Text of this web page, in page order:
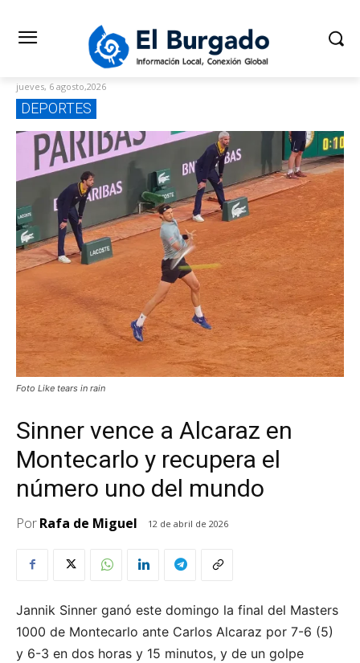
jueves, 6 agosto,2026
DEPORTES
Foto Like tears in rain
Sinner vence a Alcaraz en
Montecarlo y recupera el
número uno del mundo
PorRafa de Miguel 12 de abril de 2026
Jannik Sinner ganó este domingo la final del Masters
1000 de Montecarlo ante Carlos Alcaraz por 7-6 (5)
y 6-3 en dos horas y 15 minutos, y de un golpe